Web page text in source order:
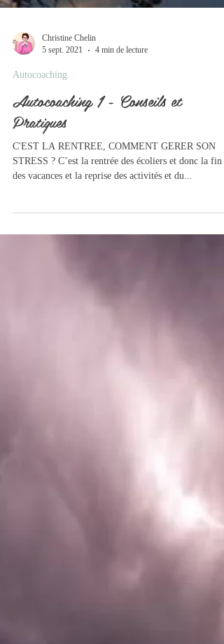
5 sept. 2021
Autocoaching
Autocoaching 1 - Conseils et
Pratiques
C'EST LA RENTREE, COMMENT GERER SON